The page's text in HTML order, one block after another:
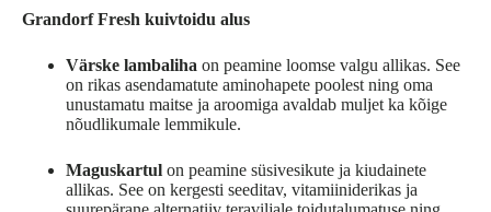
Grandorf Fresh kuivtoidu alus
Värske lambaliha on peamine loomse valgu allikas. See
on rikas asendamatute aminohapete poolest ning oma
unustamatu maitse ja aroomiga avaldab muljet ka kõige
nõudlikumale lemmikule.
Maguskartul on peamine süsivesikute ja kiudainete
allikas. See on kergesti seeditav, vitamiiniderikas ja